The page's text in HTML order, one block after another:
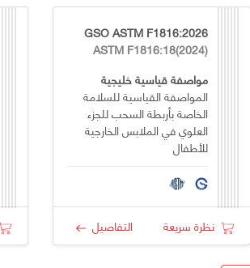
GSO ASTM F1816:2026
ASTM F1816:18(2024)
مواصفة قياسية خليجية
المواصفة القياسية للسلامة
الخاصة بأربطة السحب للجزء
العلوي في الملابس الخارجية
للأطفال
نظرة سريعة التفاصيل